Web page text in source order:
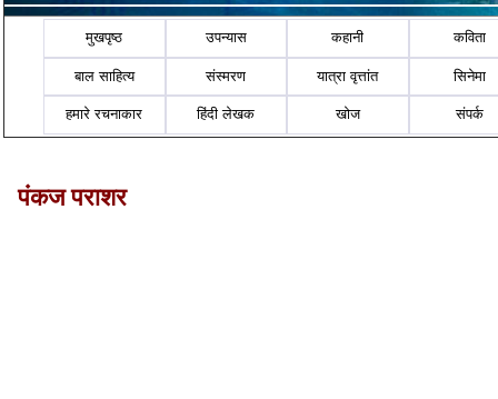
मुखपृष्ठ उपन्यास कहानी कविता
बाल साहित्य संस्मरण यात्रा वृत्तांत सिनेमा
हमारे रचनाकार हिंदी लेखक खोज संपर्क
पंकज पराशर